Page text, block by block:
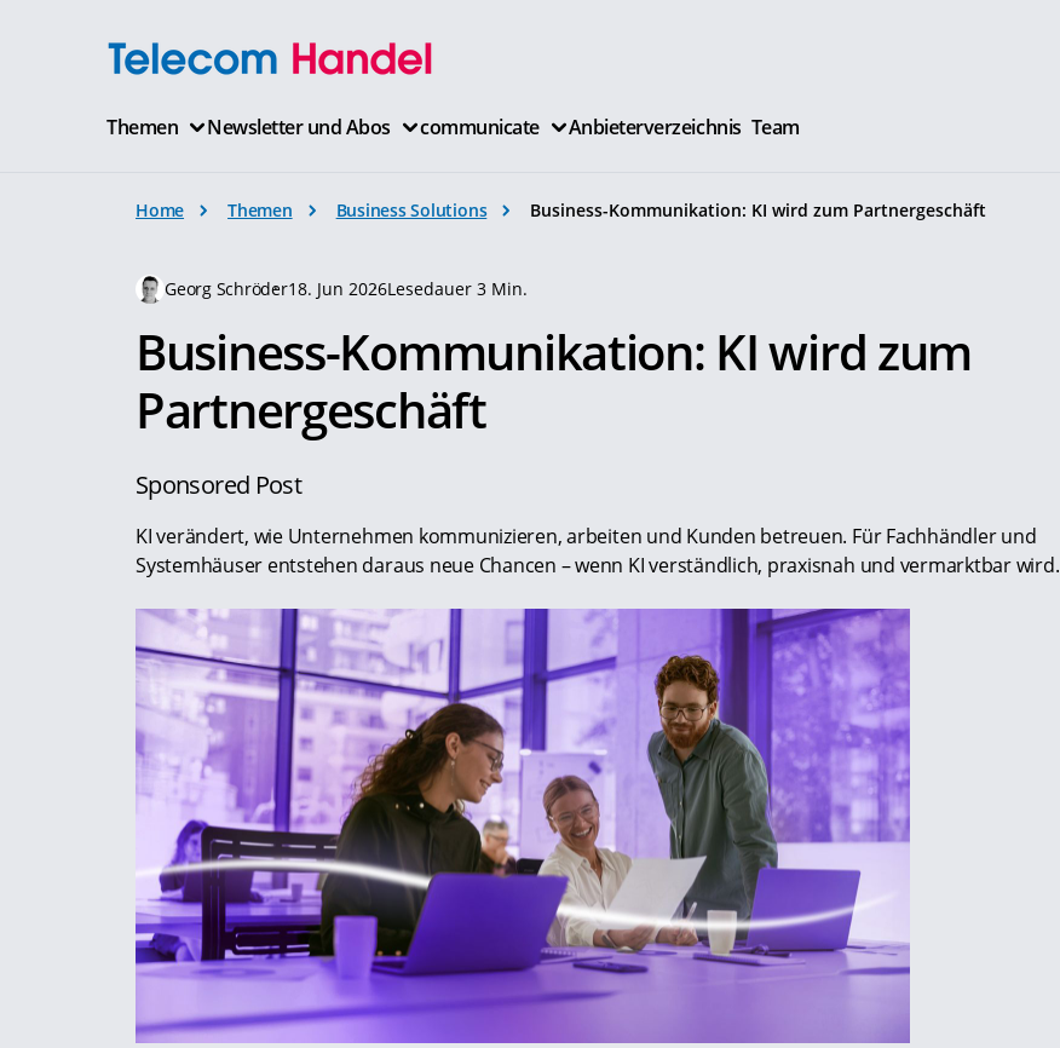
Themen Newsletter und Abos communicate Anbieterverzeichnis Team
Home Themen Business Solutions Business-Kommunikation: KI wird zum Partnergeschäft
Georg Schröder18. Jun 2026Lesedauer 3 Min.
Business-Kommunikation: KI wird zum
Partnergeschäft
Sponsored Post
KI verändert, wie Unternehmen kommunizieren, arbeiten und Kunden betreuen. Für Fachhändler und
Systemhäuser entstehen daraus neue Chancen – wenn KI verständlich, praxisnah und vermarktbar wird.